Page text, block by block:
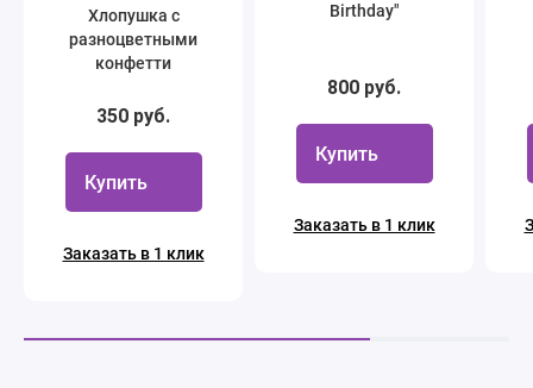
Хлопушка с
разноцветными
конфетти
350 руб.
Купить
Заказать в 1 клик
Birthday"
800 руб.
Купить
Заказать в 1 клик